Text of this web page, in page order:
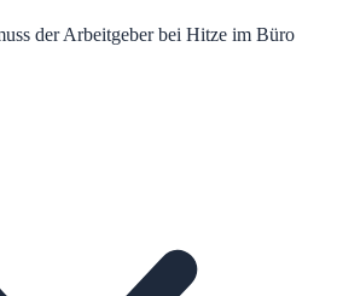
der Arbeitgeber bei Hitze im Büro